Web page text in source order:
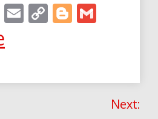
Twitter
EmailCopyBlogger
Next: